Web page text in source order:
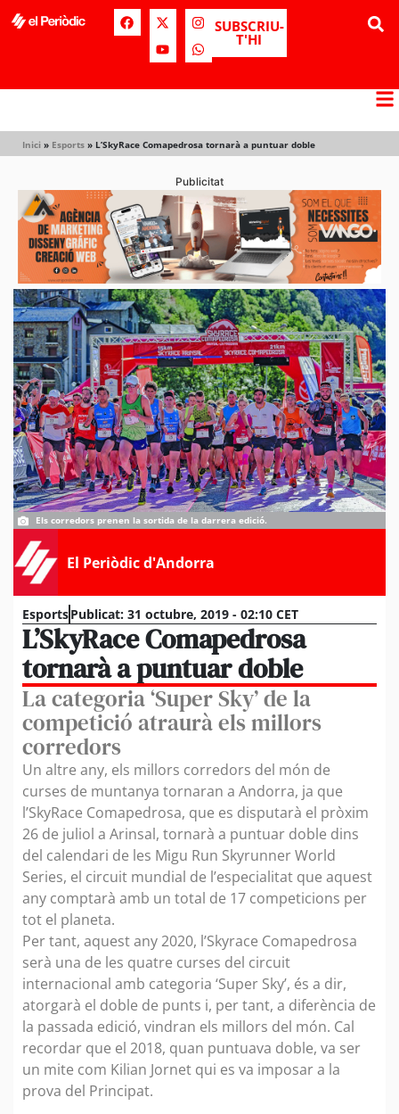
SUBSCRIU-
T'HI
Inici » Esports » L’SkyRace Comapedrosa tornarà a puntuar doble
Publicitat
Els corredors prenen la sortida de la darrera edició.
El Periòdic d'Andorra
EsportsPublicat: 31 octubre, 2019 - 02:10 CET
L’SkyRace Comapedrosa
tornarà a puntuar doble
La categoria ‘Super Sky’ de la
competició atraurà els millors
corredors
Un altre any, els millors corredors del món de
curses de muntanya tornaran a Andorra, ja que
l’SkyRace Comapedrosa, que es disputarà el pròxim
26 de juliol a Arinsal, tornarà a puntuar doble dins
del calendari de les Migu Run Skyrunner World
Series, el circuit mundial de l’especialitat que aquest
any comptarà amb un total de 17 competicions per
tot el planeta.
Per tant, aquest any 2020, l’Skyrace Comapedrosa
serà una de les quatre curses del circuit
internacional amb categoria ‘Super Sky’, és a dir,
atorgarà el doble de punts i, per tant, a diferència de
la passada edició, vindran els millors del món. Cal
recordar que el 2018, quan puntuava doble, va ser
un mite com Kilian Jornet qui es va imposar a la
prova del Principat.